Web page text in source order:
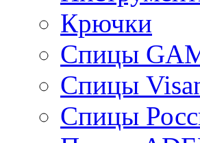
Крючки
Спицы
Спицы
Спицы